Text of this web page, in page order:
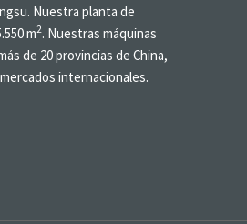
Nuestra planta de
m2. Nuestras máquinas
de 20 provincias de China,
internacionales.